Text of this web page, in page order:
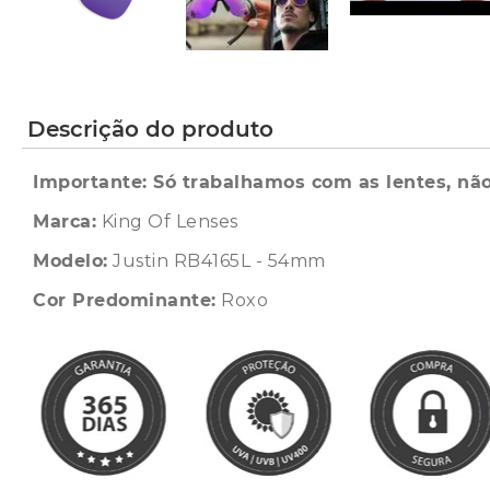
Descrição do produto
Importante: Só trabalhamos com as lentes,
Marca: King Of Lenses
Modelo: Justin RB4165L - 54mm
Cor Predominante: Roxo